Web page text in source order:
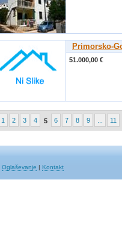
Primorsko-
51.000,00 €
1 2 3 4 5 6 7 8 9 11
Oglaševanje | Kontakt